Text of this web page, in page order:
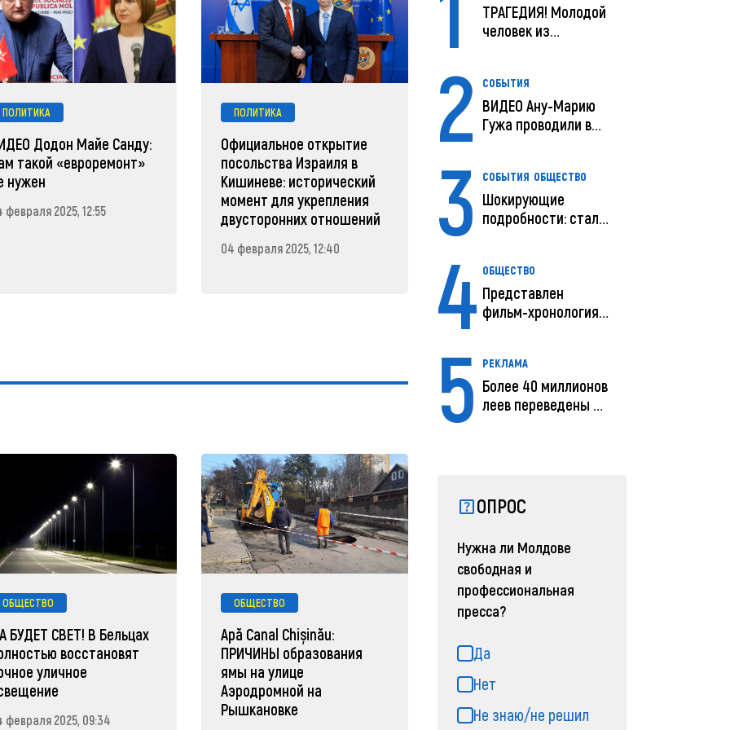
ПОЛИТИКА
Додон Майе Санду:
такой «евроремонт»
нужен
февраля 2025, 12:55
ПОЛИТИКА
Официальное открытие
посольства Израиля в
Кишиневе: исторический
момент для укрепления
двусторонних отношений
04 февраля 2025, 12:40
ЗАРУБЕЖНЫЕ
Зеленский объявляет о
реструктуризации армии
04 февраля 2025, 11:49
ОБЩЕСТВО
БУДЕТ СВЕТ! В Бельцах
восстановят
уличное
февраля 2025, 09:34
ОБЩЕСТВО
Apă Canal Chișinău:
ПРИЧИНЫ образования
ямы на улице
Аэродромной на
Рышкановке
ТРАГЕДИЯ! Молодой
человек из
2 СОБЫТИЯ
ВИДЕО Ану-Марию
Гужа проводили в
3 СОБЫТИЯ ОБЩЕСТВО
Шокирующие
подробности: стали
4 ОБЩЕСТВО
Представлен
фильм-хронология
5 РЕКЛАМА
Более 40 миллионов
леев переведены с
ОПРОС
Нужна ли Молдове
свободная и
профессиональная
пресса?
Да
Нет
Не знаю/не решил